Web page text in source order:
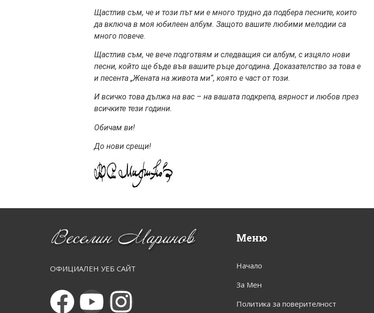
Щастлив съм, че и този път ми е много трудно да подбера песните, които
да включа в моя юбилеен албум. Защото вашите любими мелодии са
много повече.
Щастлив съм, че вече подготвям и следващия си албум, с изцяло нови
песни, който ще бъде във вашите ръце догодина. Доказателство за това е
и песента „Жената на живота ми“, която е част от този.
И всичко това дължа на вас – на вашата подкрепа, вярност и любов през
всичките тези години.
Обичам ви!
До нови срещи!
ОФИЦИАЛЕН УЕБ САЙТ
Меню
Начало
За Мен
Политика за поверителност